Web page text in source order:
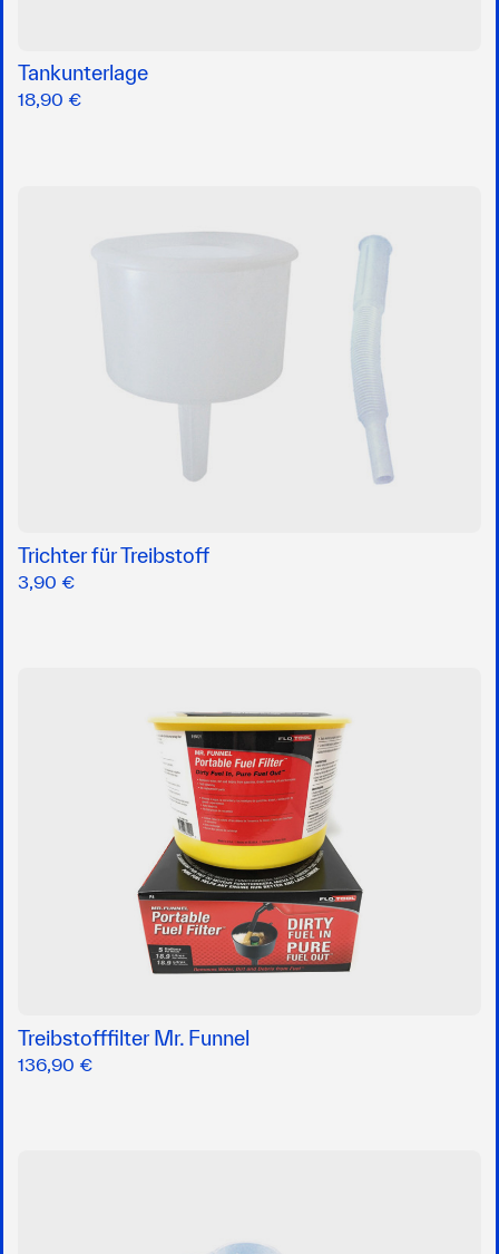
Tankunterlage
18,90 €
Trichter für Treibstoff
3,90 €
Treibstofffilter Mr. Funnel
136,90 €